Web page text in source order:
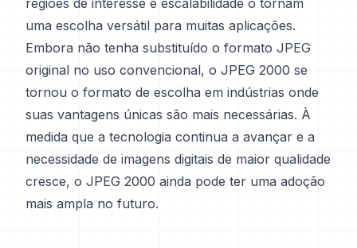
regiões de interesse e escalabilidade o tornam
uma escolha versátil para muitas aplicações.
Embora não tenha substituído o formato JPEG
original no uso convencional, o JPEG 2000 se
tornou o formato de escolha em indústrias onde
suas vantagens únicas são mais necessárias. À
medida que a tecnologia continua a avançar e a
necessidade de imagens digitais de maior qualidade
cresce, o JPEG 2000 ainda pode ter uma adoção
mais ampla no futuro.